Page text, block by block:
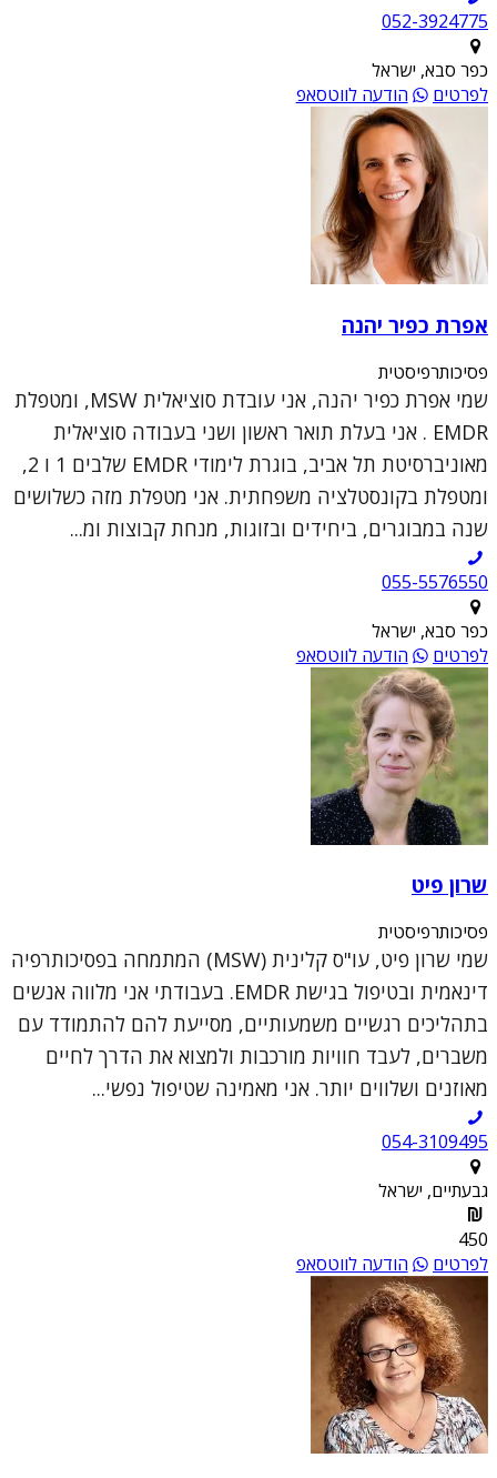
052-3924775
כפר סבא, ישראל
לפרטים
הודעה לווטסאפ
אפרת כפיר יהנה
פסיכותרפיסטית
שמי אפרת כפיר יהנה, אני עובדת סוציאלית MSW, ומטפלת
EMDR . אני בעלת תואר ראשון ושני בעבודה סוציאלית
מאוניברסיטת תל אביב, בוגרת לימודי EMDR שלבים 1 ו 2,
ומטפלת בקונסטלציה משפחתית. אני מטפלת מזה כשלושים
שנה במבוגרים, ביחידים ובזוגות, מנחת קבוצות ומ...
055-5576550
כפר סבא, ישראל
לפרטים
הודעה לווטסאפ
שרון פיט
פסיכותרפיסטית
שמי שרון פיט, עו"ס קלינית (MSW) המתמחה בפסיכותרפיה
דינאמית ובטיפול בגישת EMDR. בעבודתי אני מלווה אנשים
בתהליכים רגשיים משמעותיים, מסייעת להם להתמודד עם
משברים, לעבד חוויות מורכבות ולמצוא את הדרך לחיים
מאוזנים ושלווים יותר. אני מאמינה שטיפול נפשי...
054-3109495
גבעתיים, ישראל
450
לפרטים
הודעה לווטסאפ